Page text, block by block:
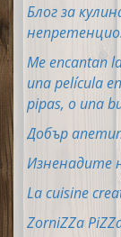
Блог за
Me encantan
una película
pipas, o una
Добър
Изненадите
La cuisine
ZorniZZa